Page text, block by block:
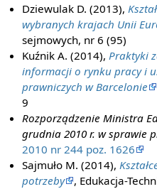
Dziewulak D. (2013),
wybranych krajach Unii
sejmowych, nr 6 (95)
Kuźnik A. (2014), Praktyki
informacji o rynku pracy i
prawniczych w Barcelonie
9
Rozporządzenie Ministra
grudnia 2010 r. w sprawie
2010 nr 244 poz. 1626
Sajmuło M. (2014),
potrzeby
, Edukacja-